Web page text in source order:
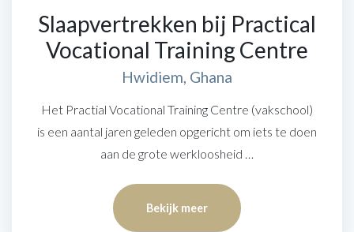
Slaapvertrekken bij Practical
Vocational Training Centre
Hwidiem, Ghana
Het Practial Vocational Training Centre (vakschool)
is een aantal jaren geleden opgericht om iets te doen
aan de grote werkloosheid …
Bekijk meer